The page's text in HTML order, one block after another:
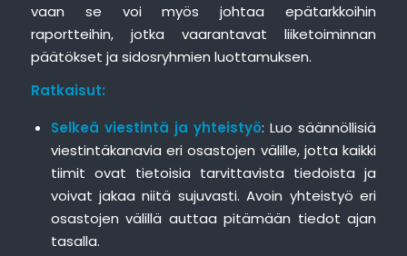
vaan se voi myös johtaa epätarkkoihin
raportteihin, jotka vaarantavat liiketoiminnan
päätökset ja sidosryhmien luottamuksen.
Ratkaisut:
Selkeä viestintä ja yhteistyö: Luo säännöllisiä
viestintäkanavia eri osastojen välille, jotta kaikki
tiimit ovat tietoisia tarvittavista tiedoista ja
voivat jakaa niitä sujuvasti. Avoin yhteistyö eri
osastojen välillä auttaa pitämään tiedot ajan
tasalla.